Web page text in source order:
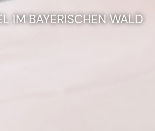
IM BAYERISCHEN WALD